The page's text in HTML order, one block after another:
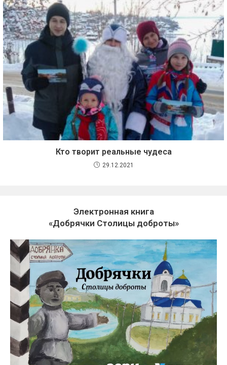
Кто творит реальные чудеса
29.12.2021
Электронная книга
«Добрячки Столицы доброты»